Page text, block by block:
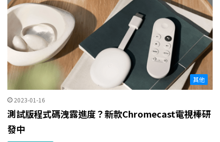
其他
2023-01-16
測試版程式碼洩露進度？新款Chromecast電視棒研
發中